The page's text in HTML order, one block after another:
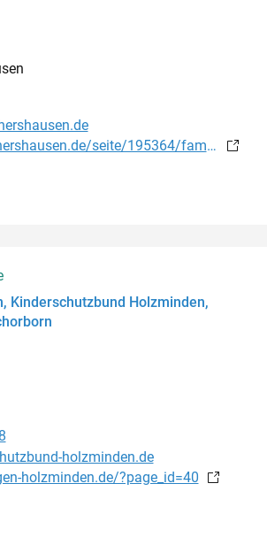
www.mgh-eschershausen.de/seite/195364/familiencaf%C3%A9.html
Kinderschutzbund Holzminden,
holzminden.de
holzminden.de/?page_id=40